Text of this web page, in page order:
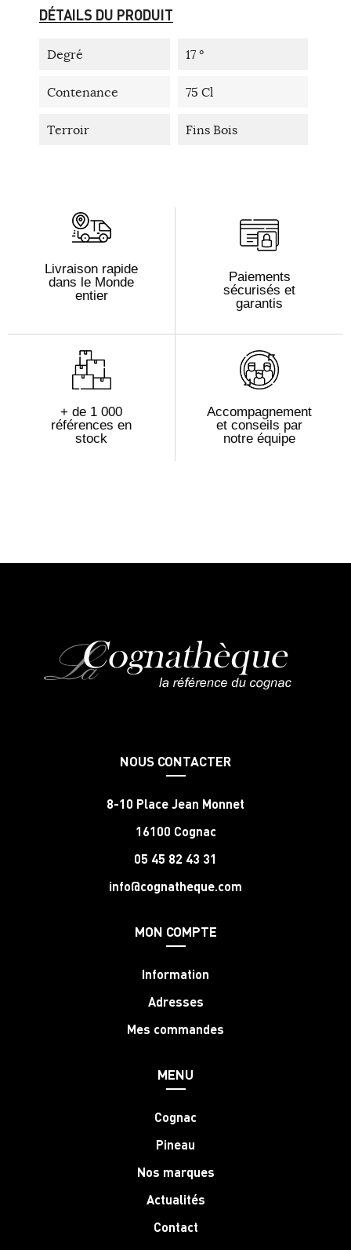
DÉTAILS DU PRODUIT
Degré 17 °
Contenance 75 Cl
Terroir Fins Bois
Livraison rapide
dans le Monde
entier
Paiements
sécurisés et
garantis
+ de 1 000
références en
stock
Accompagnement
et conseils par
notre équipe
NOUS CONTACTER
8-10 Place Jean Monnet
16100 Cognac
05 45 82 43 31
info@cognatheque.com
MON COMPTE
Information
Adresses
Mes commandes
MENU
Cognac
Pineau
Nos marques
Actualités
Contact